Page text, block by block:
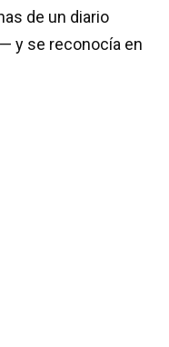
de un diario
y se reconocía en